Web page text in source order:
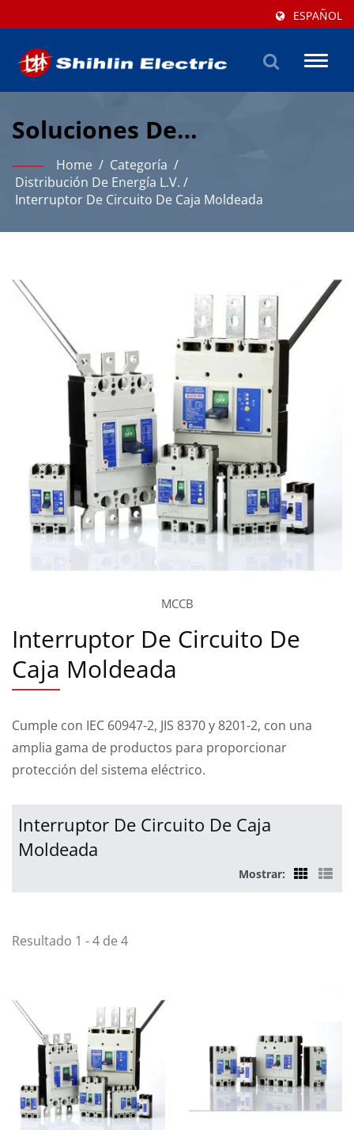
ESPAÑOL
Toggle
Soluciones De
Interruptores Automáticos
De Caja Moldeada Para La
Distribución De Energía
Home / Categoría /
Distribución De Energía L.V. /
Interruptor De Circuito De Caja Moldeada
MCCB
Interruptor De Circuito De
Caja Moldeada
Cumple con IEC 60947-2, JIS 8370 y 8201-2, con una
amplia gama de productos para proporcionar
protección del sistema eléctrico.
Interruptor De Circuito De Caja
Moldeada
Mostrar:
Resultado 1 - 4 de 4